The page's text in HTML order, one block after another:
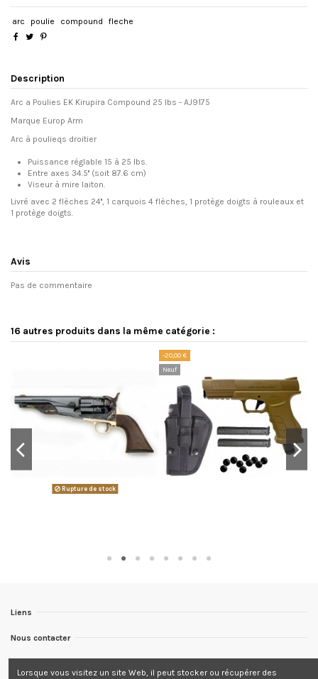
arc poulie compound fleche
Description
Arc a Poulies EK Kirupira Compound 25 lbs - AJ9175
Marque Europ Arm
Arc à poulieqs droitier
Puissance réglable 15 à 25 lbs.
Entre axes 34.5'' (soit 87.6 cm)
Viseur à mire laiton.
Livré avec 2 flèches 24'', 1 carquois 4 flèches, 1 protège doigts à rouleaux et
1 protège doigts.
Avis
Pas de commentaire
16 autres produits dans la même catégorie :
Rupture de stock
-20,00 €
Neuf
Liens
Nous contacter
Lorsque vous visitez un site Web, il peut stocker ou récupérer des